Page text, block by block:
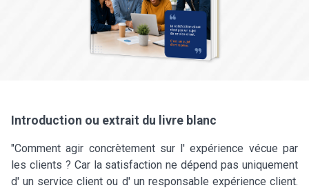
Introduction ou extrait du livre blanc
"Comment agir concrètement sur l' expérience vécue par
les clients ? Car la satisfaction ne dépend pas uniquement
d' un service client ou d' un responsable expérience client.